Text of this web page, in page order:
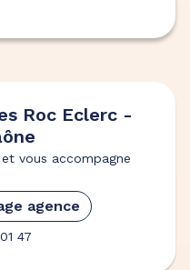
Roc Eclerc -
vous accompagne
agence
47